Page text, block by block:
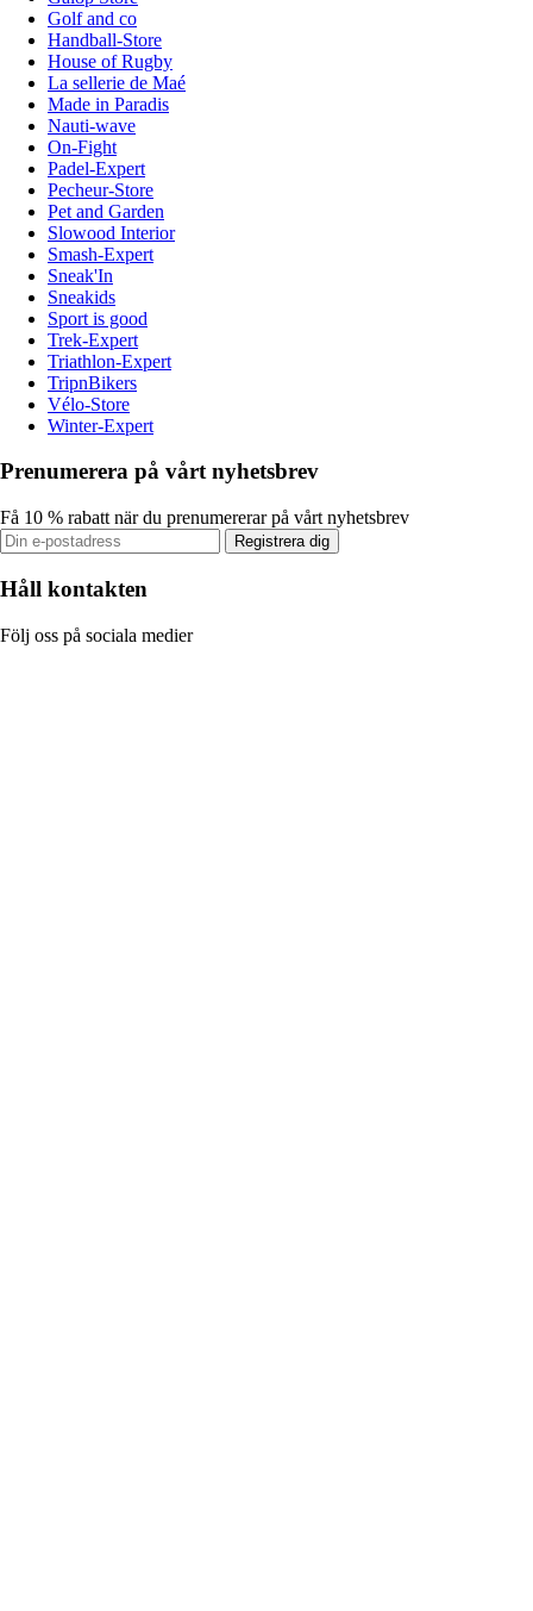
Golf and co
Handball-Store
House of Rugby
La sellerie de Maé
Made in Paradis
Nauti-wave
On-Fight
Padel-Expert
Pecheur-Store
Pet and Garden
Slowood Interior
Smash-Expert
Sneak'In
Sneakids
Sport is good
Trek-Expert
Triathlon-Expert
TripnBikers
Vélo-Store
Winter-Expert
Prenumerera på vårt nyhetsbrev
Få 10 % rabatt när du prenumererar på vårt nyhetsbrev
Registrera dig
Håll kontakten
Följ oss på sociala medier